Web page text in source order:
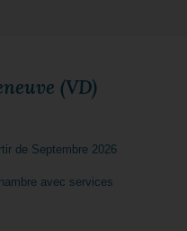
(VD)
de Septembre 2026
avec services